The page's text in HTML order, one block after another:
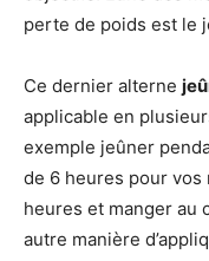
perte de poids est le
Ce dernier alterne
applicable en
exemple jeûner
de 6 heures pour vos
heures et manger au
autre manière